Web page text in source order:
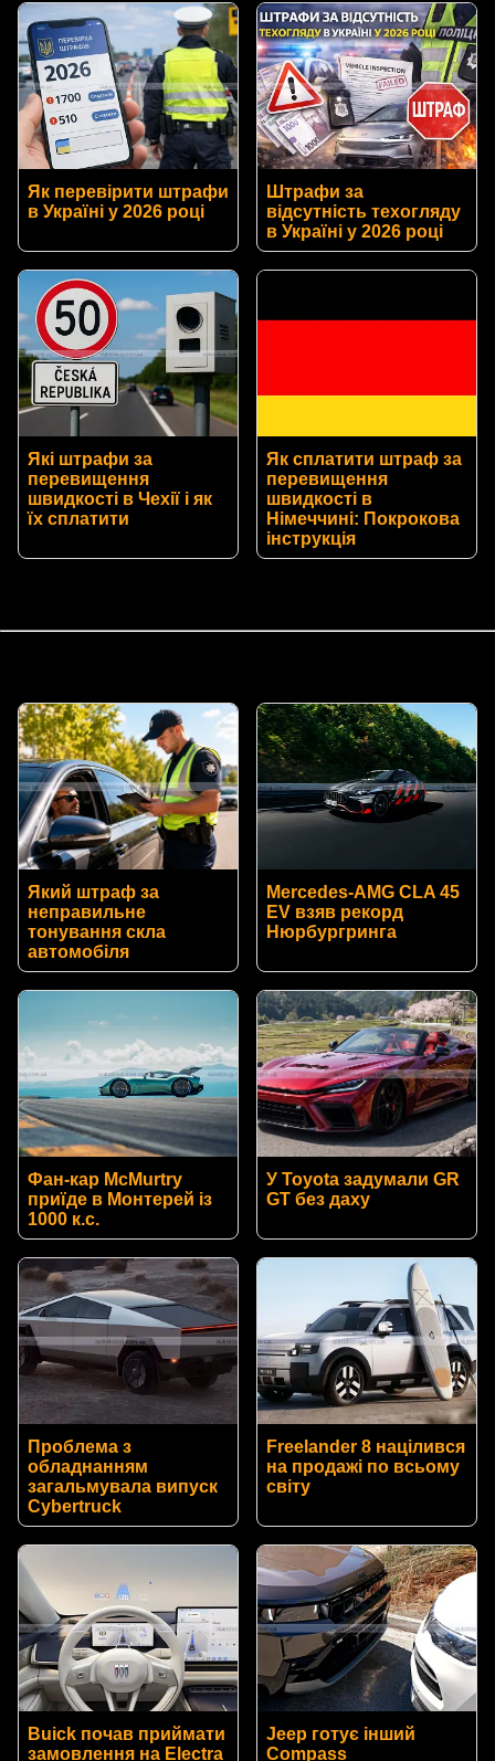
Як перевірити штрафи
в Україні у 2026 році
Штрафи за
відсутність техогляду
в Україні у 2026 році
Які штрафи за
перевищення
швидкості в Чехії і як
їх сплатити
Як сплатити штраф за
перевищення
швидкості в
Німеччині: Покрокова
інструкція
Який штраф за
неправильне
тонування скла
автомобіля
Mercedes-AMG CLA 45
EV взяв рекорд
Нюрбургринга
Фан-кар McMurtry
приїде в Монтерей із
1000 к.с.
У Toyota задумали GR
GT без даху
Проблема з
обладнанням
загальмувала випуск
Cybertruck
Freelander 8 націлився
на продажі по всьому
світу
Buick почав приймати
замовлення на Electra
Jeep готує інший
Compass